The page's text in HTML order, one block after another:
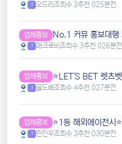
1 오드리 조회수 3추천 025분전
업체홍보 ️️No.1 커뮤 홍보대행
1 매크로비 조회수 3추천 026분전
업체홍보 ⭐️LET'S BET 렛츠
1 골드배조회수 4추천 027분전
업체홍보
1 린민우조회수 3추천 030분전